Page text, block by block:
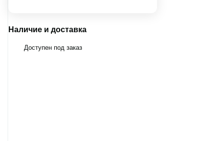
Наличие и доставка
Доступен под заказ